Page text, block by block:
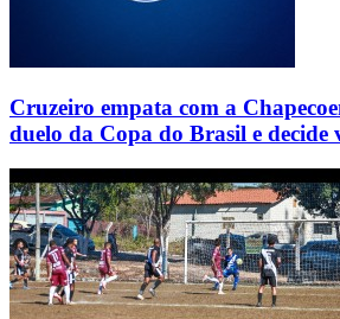
Cruzeiro empata com a
duelo da Copa do Brasil e